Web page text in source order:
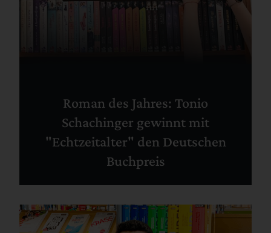
Roman des Jahres: Tonio
Schachinger gewinnt mit
"Echtzeitalter" den Deutschen
Buchpreis